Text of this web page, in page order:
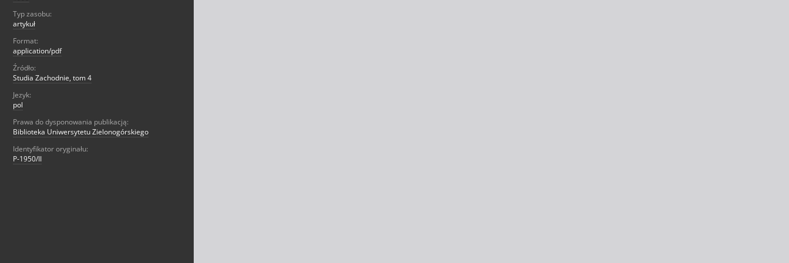
Typ zasobu:
artykuł
Format:
application/pdf
Źródło:
Studia Zachodnie, tom 4
Jezyk:
pol
Prawa do dysponowania publikacją:
Biblioteka Uniwersytetu Zielonogórskiego
Identyfikator oryginału:
P-1950/II